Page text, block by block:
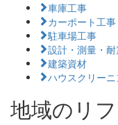
車庫工事
カーポート工事
駐車場工事
設計・測量・耐
建築資材
ハウスクリー
地域のリ